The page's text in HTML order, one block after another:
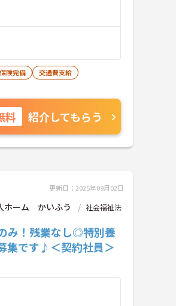
険完備
交通費支給
料 紹介してもらう
更新日：2025年09月02日
ホーム かいふう
社会福祉法
み！残業なし◎特別養
集です♪＜契約社員＞